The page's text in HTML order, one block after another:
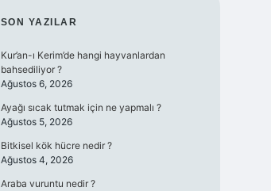
SIDEBAR
SON YAZILAR
Kur’an-ı Kerim’de hangi hayvanlardan
bahsediliyor ?
Ağustos 6, 2026
Ayağı sıcak tutmak için ne yapmalı ?
Ağustos 5, 2026
Bitkisel kök hücre nedir ?
Ağustos 4, 2026
Araba vuruntu nedir ?